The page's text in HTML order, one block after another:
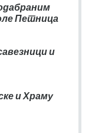
Петница
и
и Храму